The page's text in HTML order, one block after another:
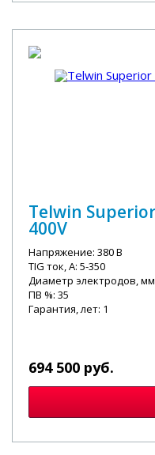
Telwin Superior
400V
Напряжение: 380 В
TIG ток, А: 5-350
Диаметр электродов,
ПВ %: 35
Гарантия, лет: 1
694 500 руб.